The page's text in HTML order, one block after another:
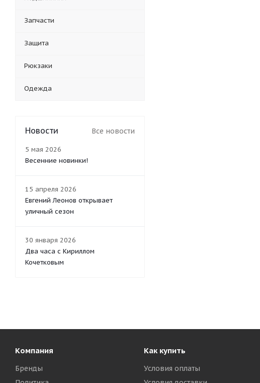
Запчасти
Защита
Рюкзаки
Одежда
Новости Все новости
5 мая 2026
Весенние новинки!
15 апреля 2026
Евгений Леонов открывает
уличный сезон
30 января 2026
Два часа с Кириллом
Кочетковым
Компания
Бренды
Как купить
Условия оплаты